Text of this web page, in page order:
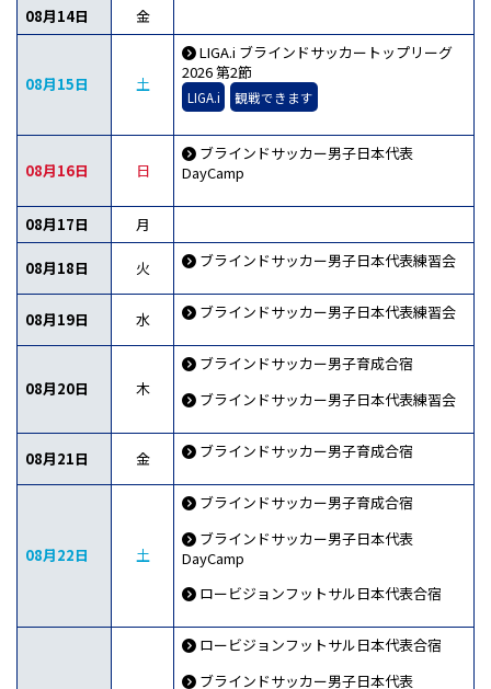
08月14日 金
08月15日 土
LIGA.i ブラインドサッカートップリーグ
2026 第2節
LIGA.i 観戦できます
08月16日 日
ブラインドサッカー男子日本代表
DayCamp
08月17日 月
08月18日 火 ブラインドサッカー男子日本代表練習会
08月19日 水 ブラインドサッカー男子日本代表練習会
08月20日 木
ブラインドサッカー男子育成合宿
ブラインドサッカー男子日本代表練習会
08月21日 金 ブラインドサッカー男子育成合宿
08月22日 土
ブラインドサッカー男子育成合宿
ブラインドサッカー男子日本代表
DayCamp
ロービジョンフットサル日本代表合宿
ロービジョンフットサル日本代表合宿
ブラインドサッカー男子日本代表